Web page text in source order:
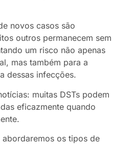
novos casos são
outros permanecem sem
um risco não apenas
mas também para a
dessas infecções.
muitas DSTs podem
eficazmente quando
os tipos de